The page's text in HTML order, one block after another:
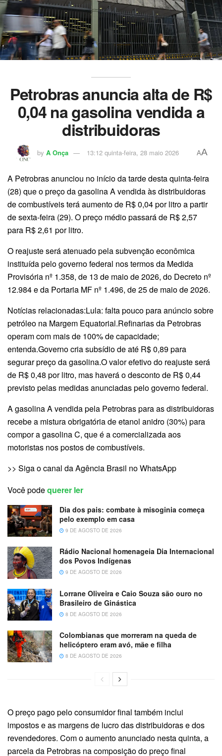
Petrobras anuncia alta de R$
0,04 na gasolina vendida a
distribuidoras
by A Onça 13:12 quinta-feira, 28 maio 2026 AA
A Petrobras anunciou no início da tarde desta quinta-feira
(28) que o preço da gasolina A vendida às distribuidoras
de combustíveis terá aumento de R$ 0,04 por litro a partir
de sexta-feira (29). O preço médio passará de R$ 2,57
para R$ 2,61 por litro.
O reajuste será atenuado pela subvenção econômica
instituída pelo governo federal nos termos da Medida
Provisória nº 1.358, de 13 de maio de 2026, do Decreto nº
12.984 e da Portaria MF nº 1.496, de 25 de maio de 2026.
Notícias relacionadas:Lula: falta pouco para anúncio sobre
petróleo na Margem Equatorial.Refinarias da Petrobras
operam com mais de 100% de capacidade;
entenda.Governo cria subsídio de até R$ 0,89 para
segurar preço da gasolina.O valor efetivo do reajuste será
de R$ 0,48 por litro, mas haverá o desconto de R$ 0,44
previsto pelas medidas anunciadas pelo governo federal.
A gasolina A vendida pela Petrobras para as distribuidoras
recebe a mistura obrigatória de etanol anidro (30%) para
compor a gasolina C, que é a comercializada aos
motoristas nos postos de combustíveis.
>> Siga o canal da Agência Brasil no WhatsApp
Você podequerer ler
Dia dos pais: combate à misoginia começa
pelo exemplo em casa
9 DE AGOSTO DE 2026
Rádio Nacional homenageia Dia Internacional
dos Povos Indígenas
9 DE AGOSTO DE 2026
Lorrane Oliveira e Caio Souza são ouro no
Brasileiro de Ginástica
8 DE AGOSTO DE 2026
Colombianas que morreram na queda de
helicóptero eram avó, mãe e filha
8 DE AGOSTO DE 2026
O preço pago pelo consumidor final também inclui
impostos e as margens de lucro das distribuidoras e dos
revendedores. Com o aumento anunciado nesta quinta, a
parcela da Petrobras na composição do preço final